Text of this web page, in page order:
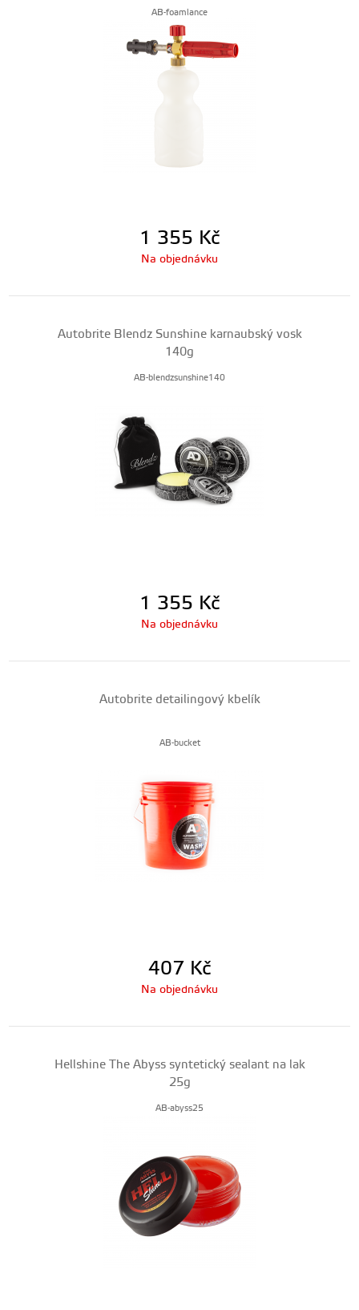
AB-foamlance
1 355 Kč
Na objednávku
Autobrite Blendz Sunshine karnaubský vosk
140g
AB-blendzsunshine140
1 355 Kč
Na objednávku
Autobrite detailingový kbelík
AB-bucket
407 Kč
Na objednávku
Hellshine The Abyss syntetický sealant na lak
25g
AB-abyss25